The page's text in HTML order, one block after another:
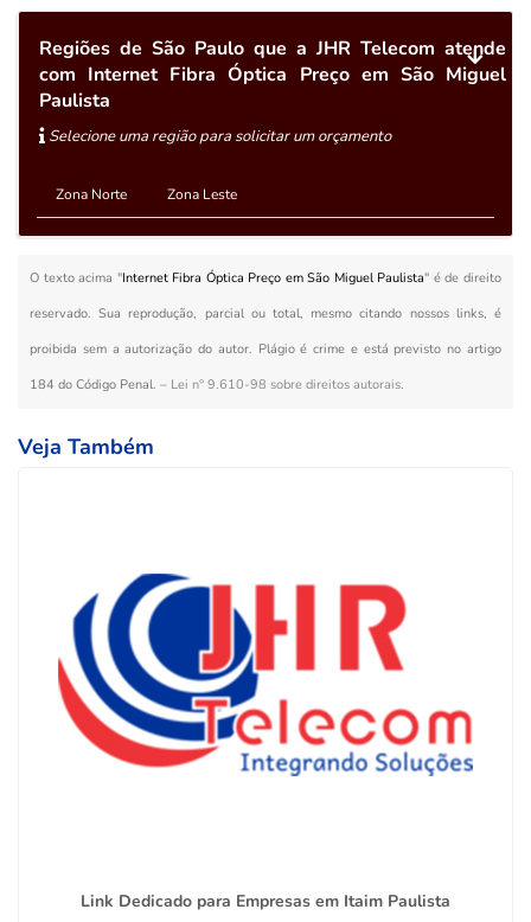
Regiões de São Paulo que a JHR Telecom atende
com Internet Fibra Óptica Preço em São Miguel
Paulista
Selecione uma região para solicitar um orçamento
Zona Norte Zona Leste
O texto acima "Internet Fibra Óptica Preço em São Miguel Paulista" é de direito
reservado. Sua reprodução, parcial ou total, mesmo citando nossos links, é
proibida sem a autorização do autor. Plágio é crime e está previsto no artigo
184 do Código Penal. – Lei n° 9.610-98 sobre direitos autorais.
Veja Também
Link Dedicado para Empresas em Itaim Paulista